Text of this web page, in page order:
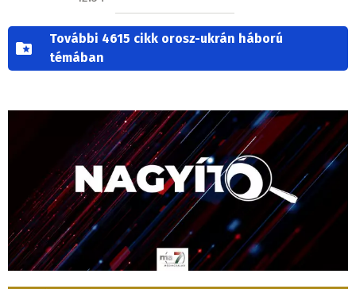
További 4615 cikk orosz-ukrán háború
témában